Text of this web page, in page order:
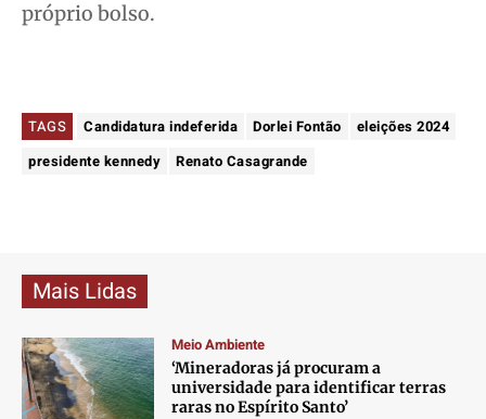
próprio bolso.
TAGS Candidatura indeferida Dorlei Fontão
eleições 2024
presidente kennedy
Renato Casagrande
Mais Lidas
Meio Ambiente
‘Mineradoras já procuram a
universidade para identificar terras
raras no Espírito Santo’